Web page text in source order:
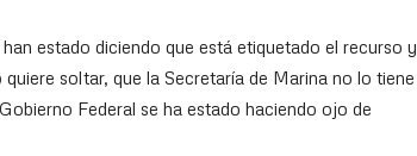
estado diciendo que está etiquetado el recurso y
soltar, que la Secretaría de Marina no lo tiene
Federal se ha estado haciendo ojo de